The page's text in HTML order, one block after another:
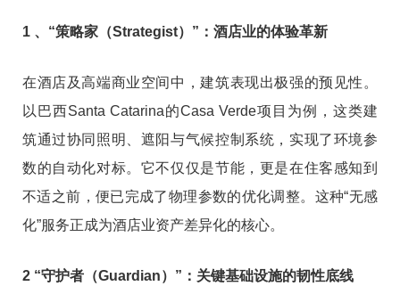
1 、“策略家（Strategist）”：酒店业的体验革新
在酒店及高端商业空间中，建筑表现出极强的预见性。
以巴西Santa Catarina的Casa Verde项目为例，这类建
筑通过协同照明、遮阳与气候控制系统，实现了环境参
数的自动化对标。它不仅仅是节能，更是在住客感知到
不适之前，便已完成了物理参数的优化调整。这种“无感
化”服务正成为酒店业资产差异化的核心。
2 “守护者（Guardian）”：关键基础设施的韧性底线